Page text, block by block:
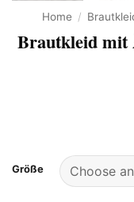
Home /
Brautkleid mit
Größe